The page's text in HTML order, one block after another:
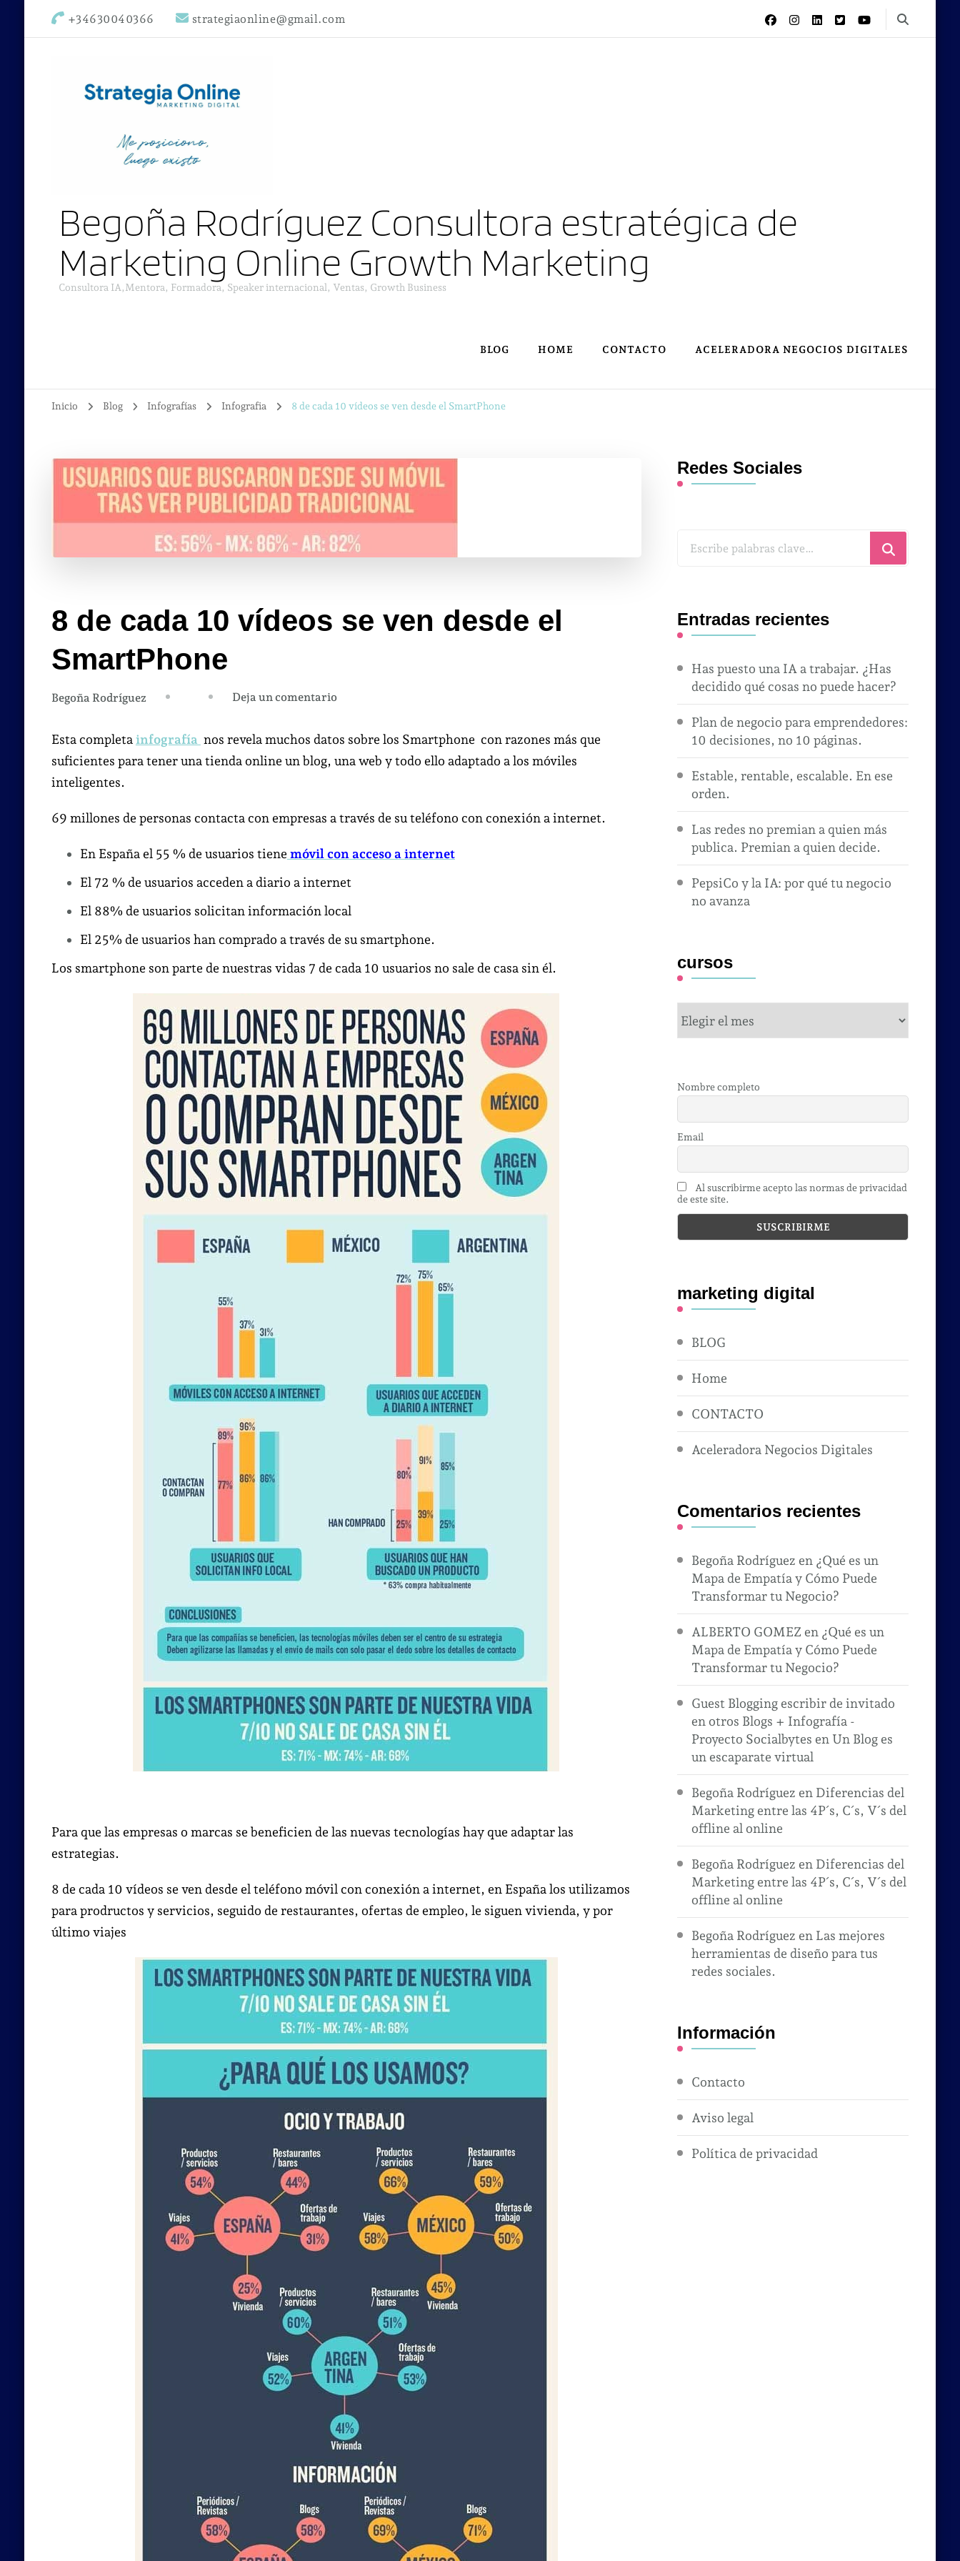
+34630040366 strategiaonline@gmail.com
Begoña Rodríguez Consultora estratégica de
Marketing Online Growth Marketing
Consultora IA,Mentora, Formadora, Speaker internacional, Ventas, Growth Business
BLOG HOME CONTACTO ACELERADORA NEGOCIOS DIGITALES
Inicio Blog Infografías Infografia 8 de cada 10 vídeos se ven desde el SmartPhone
8 de cada 10 vídeos se ven desde el
SmartPhone
Begoña Rodríguez Deja un comentarioen
de
se
desde
SmartPhone
Esta completa infografía nos revela muchos datos sobre los Smartphone con razones más que
suficientes para tener una tienda online un blog, una web y todo ello adaptado a los móviles
inteligentes.
69 millones de personas contacta con empresas a través de su teléfono con conexión a internet.
En España el 55 % de usuarios tiene móvil con acceso a internet
El 72 % de usuarios acceden a diario a internet
El 88% de usuarios solicitan información local
El 25% de usuarios han comprado a través de su smartphone.
Los smartphone son parte de nuestras vidas 7 de cada 10 usuarios no sale de casa sin él.
Para que las empresas o marcas se beneficien de las nuevas tecnologías hay que adaptar las
estrategias.
8 de cada 10 vídeos se ven desde el teléfono móvil con conexión a internet, en España los utilizamos
para prodructos y servicios, seguido de restaurantes, ofertas de empleo, le siguen vivienda, y por
último viajes
Redes Sociales
¿Buscas
Entradas recientes
Has puesto una IA a trabajar. ¿Has
decidido qué cosas no puede hacer?
Plan de negocio para emprendedores:
10 decisiones, no 10 páginas.
Estable, rentable, escalable. En ese
orden.
Las redes no premian a quien más
publica. Premian a quien decide.
PepsiCo y la IA: por qué tu negocio
no avanza
cursos
cursos
Nombre completo
Email
Al suscribirme acepto las normas de privacidad
de este site.
marketing digital
BLOG
Home
CONTACTO
Aceleradora Negocios Digitales
Comentarios recientes
Begoña Rodríguez en ¿Qué es un
Mapa de Empatía y Cómo Puede
Transformar tu Negocio?
ALBERTO GOMEZ en ¿Qué es un
Mapa de Empatía y Cómo Puede
Transformar tu Negocio?
Guest Blogging escribir de invitado
en otros Blogs + Infografía -
Proyecto Socialbytes en Un Blog es
un escaparate virtual
Begoña Rodríguez en Diferencias del
Marketing entre las 4P´s, C´s, V´s del
offline al online
Begoña Rodríguez en Diferencias del
Marketing entre las 4P´s, C´s, V´s del
offline al online
Begoña Rodríguez en Las mejores
herramientas de diseño para tus
redes sociales.
Información
Contacto
Aviso legal
Política de privacidad